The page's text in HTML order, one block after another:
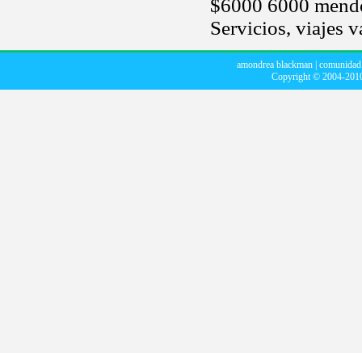
$6000 6000
Servicios, viajes
amondrea blackman|
Copyright © 2004-